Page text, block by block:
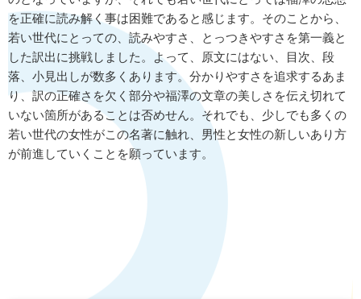
を正確に読み解く事は困難であると感じます。そのことから、
若い世代にとっての、読みやすさ、とっつきやすさを第一義と
した訳出に挑戦しました。よって、原文にはない、目次、段
落、小見出しが数多くあります。分かりやすさを追求するあま
り、訳の正確さを欠く部分や福澤の文章の美しさを伝え切れて
いない箇所があることは否めせん。それでも、少しでも多くの
若い世代の女性がこの名著に触れ、男性と女性の新しいあり方
が前進していくことを願っています。